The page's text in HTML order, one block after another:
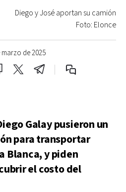
marzo de 2025
Diego y José aportan su camión
Foto: Elonce
Galay pusieron un
para transportar
Blanca, y piden
el costo del